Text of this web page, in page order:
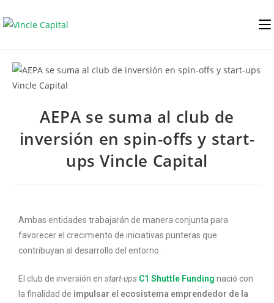
al
AEPA se suma al club de
inversión en spin-offs y start-
ups Vincle Capital
Ambas entidades trabajarán de manera conjunta para
favorecer el crecimiento de iniciativas punteras que
contribuyan al desarrollo del entorno.
El club de inversión en start-ups C1 Shuttle Funding nació con
la finalidad de impulsar el ecosistema emprendedor de la